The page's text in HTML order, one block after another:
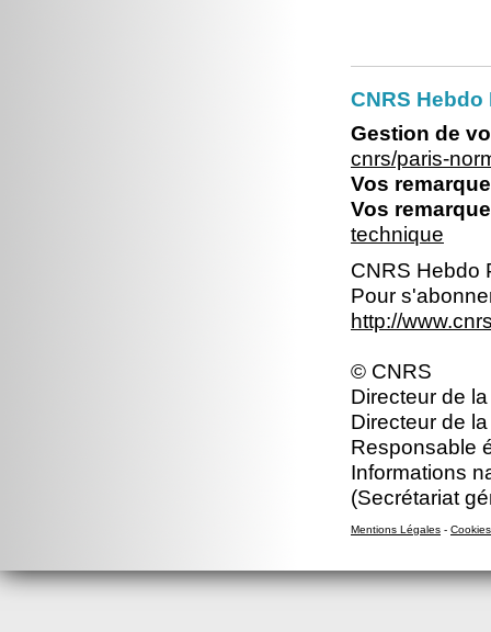
CNRS
Gestion de
cnrs/paris-
Vos
Vos
technique
CNRS Hebdo
Pour
http://
© CNRS
Directeur de
Directeur de
Responsable
Informations
(Secrétariat
Mentions Légales - Cookies